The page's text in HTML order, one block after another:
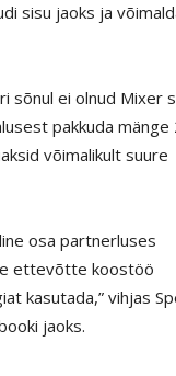
sisu jaoks ja
sõnul ei olnud Mixer
pakkuda mänge
võimalikult suure
osa partnerluses
ettevõtte koostöö
kasutada,” vihjas
jaoks.